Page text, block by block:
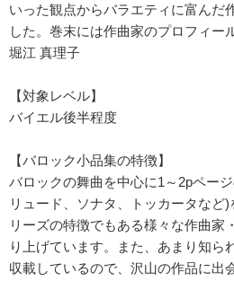
いった観点からバラエティに富んだ
した。巻末には作曲家のプロフィー
堀江 真理子
【対象レベル】
バイエル後半程度
【バロック小品集の特徴】
バロックの舞曲を中心に1～2pペー
リュード、ソナタ、トッカータなど
リーズの特徴でもある様々な作曲家
り上げています。また、あまり知ら
収載しているので、沢山の作品に出